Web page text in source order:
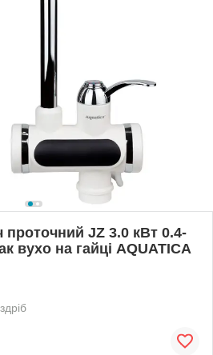
проточний JZ 3.0 кВт 0.4-
вухо на гайці AQUATICA